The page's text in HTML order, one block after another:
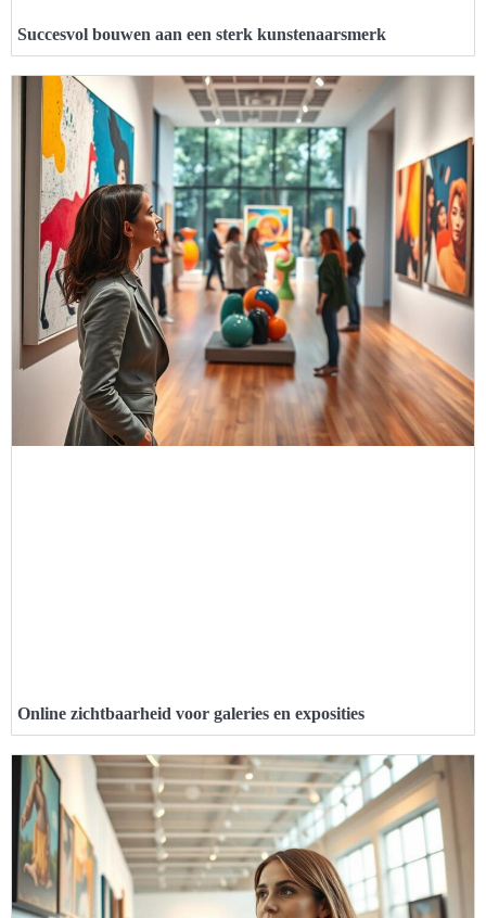
Succesvol bouwen aan een sterk kunstenaarsmerk
Online zichtbaarheid voor galeries en exposities